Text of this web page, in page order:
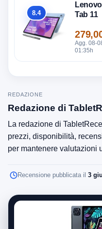
Totale
8.4
Tab 11
Prezzo
Agg. 08-
01:35h
REDAZIONE
Redazione di
La redazione di
prezzi, disponibilità,
per mantenere valutazioni
Recensione pubblicata il 3